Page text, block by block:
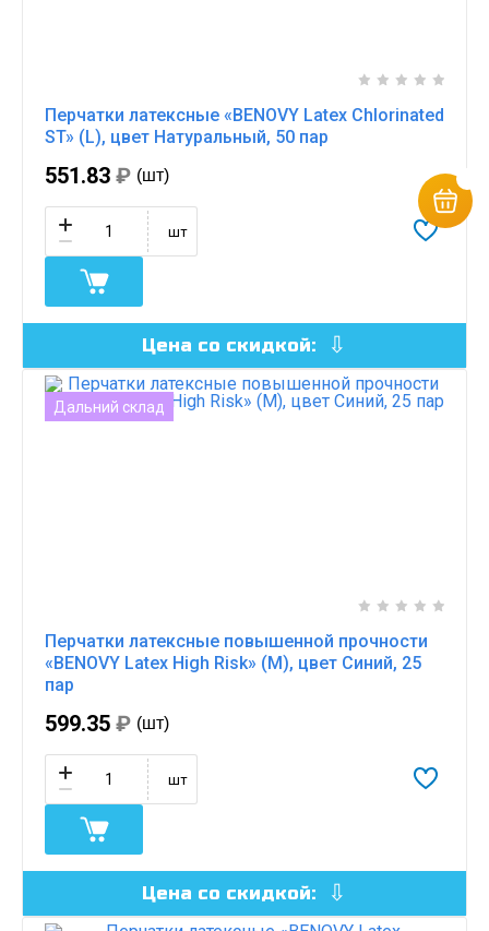
Перчатки латексные «BENOVY Latex Chlorinated
ST» (L), цвет Натуральный, 50 пар
551.83 ₽ (шт)
шт
Цена со скидкой:
Дальний склад
Перчатки латексные повышенной прочности
«BENOVY Latex High Risk» (M), цвет Синий, 25
пар
599.35 ₽ (шт)
шт
Цена со скидкой: